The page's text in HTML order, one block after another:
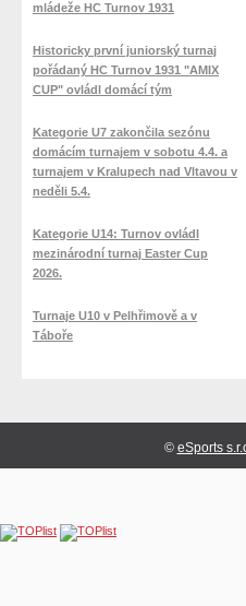
mládeže HC Turnov 1931
Historicky první juniorský turnaj
pořádaný HC Turnov 1931 "AMIX
CUP" ovládl domácí tým
Kategorie U7 zakončila sezónu
domácím turnajem v sobotu 4.4. a
turnajem v Kralupech nad Vltavou v
neděli 5.4.
Kategorie U14: Turnov ovládl
mezinárodní turnaj Easter Cup
2026.
Turnaje U10 v Pelhřimově a v
Táboře
© eSports